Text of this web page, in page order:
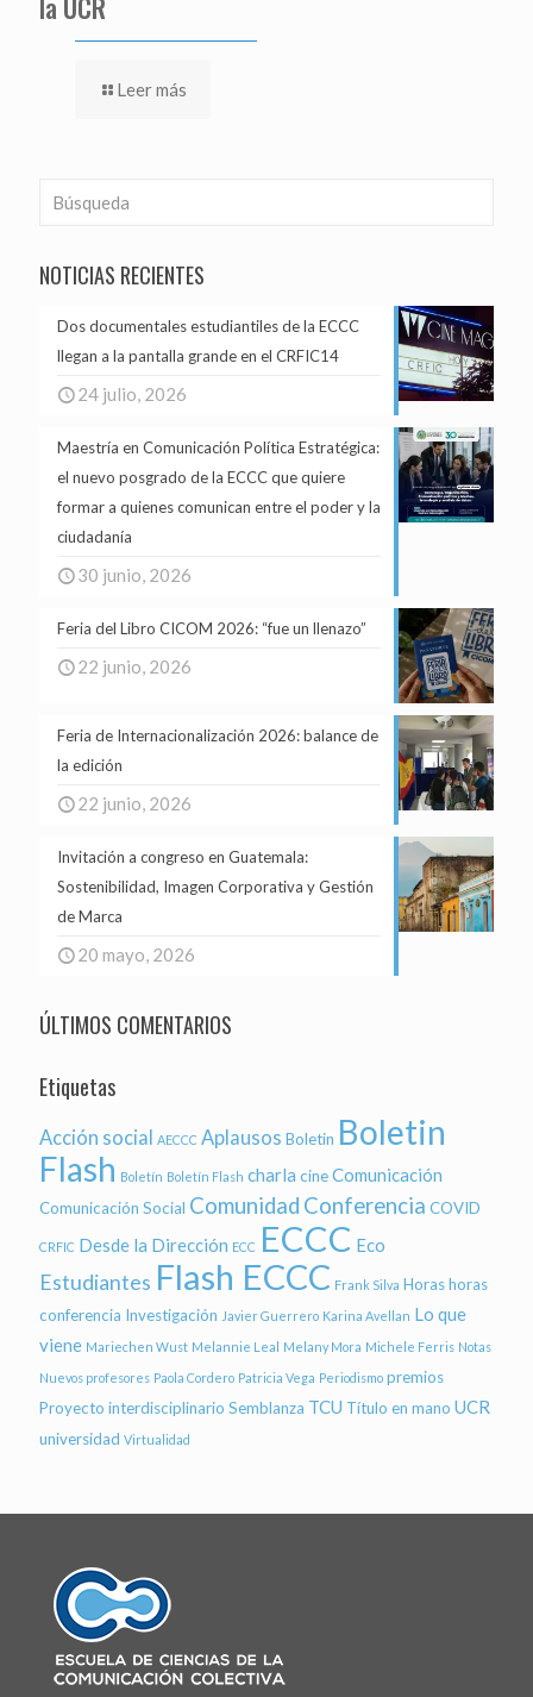
Leer más
NOTICIAS RECIENTES
Dos documentales estudiantiles de la ECCC
llegan a la pantalla grande en el CRFIC14
24 julio, 2026
Maestría en Comunicación Política Estratégica:
el nuevo posgrado de la ECCC que quiere
formar a quienes comunican entre el poder y la
ciudadanía
30 junio, 2026
Feria del Libro CICOM 2026: “fue un llenazo”
22 junio, 2026
Feria de Internacionalización 2026: balance de
la edición
22 junio, 2026
Invitación a congreso en Guatemala:
Sostenibilidad, Imagen Corporativa y Gestión
de Marca
20 mayo, 2026
ÚLTIMOS COMENTARIOS
Etiquetas
Acción social AECCC Aplausos Boletin Boletin
Flash Boletín Boletín Flash charla cineComunicación
Comunicación Social Comunidad Conferencia COVID
CRFIC Desde la Dirección ECC ECCC Eco
Estudiantes Flash ECCC Frank Silva Horashoras
conferencia Investigación Javier Guerrero Karina Avellan Lo que
viene Mariechen Wust Melannie Leal Melany Mora Michele Ferris Notas
Nuevos profesores Paola Cordero Patricia Vega Periodismo premios
Proyecto interdisciplinario Semblanza TCU Título en mano UCR
universidad Virtualidad